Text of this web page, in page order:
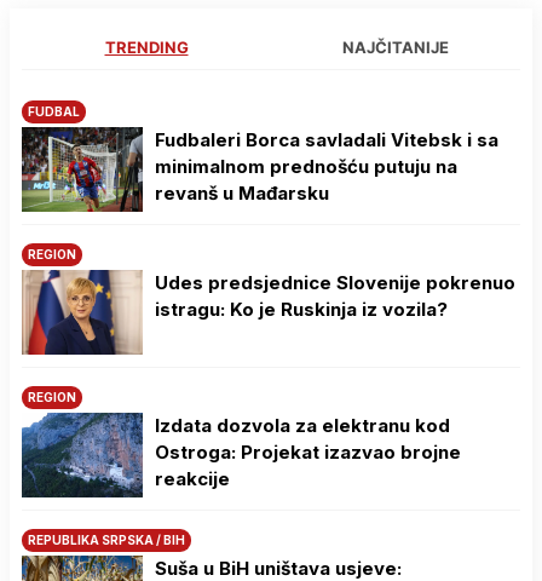
TRENDING NAJČITANIJE
FUDBAL
Fudbaleri Borca savladali Vitebsk i sa
minimalnom prednošću putuju na
revanš u Mađarsku
REGION
Udes predsjednice Slovenije pokrenuo
istragu: Ko je Ruskinja iz vozila?
REGION
Izdata dozvola za elektranu kod
Ostroga: Projekat izazvao brojne
reakcije
REPUBLIKA SRPSKA / BIH
Suša u BiH uništava usjeve: